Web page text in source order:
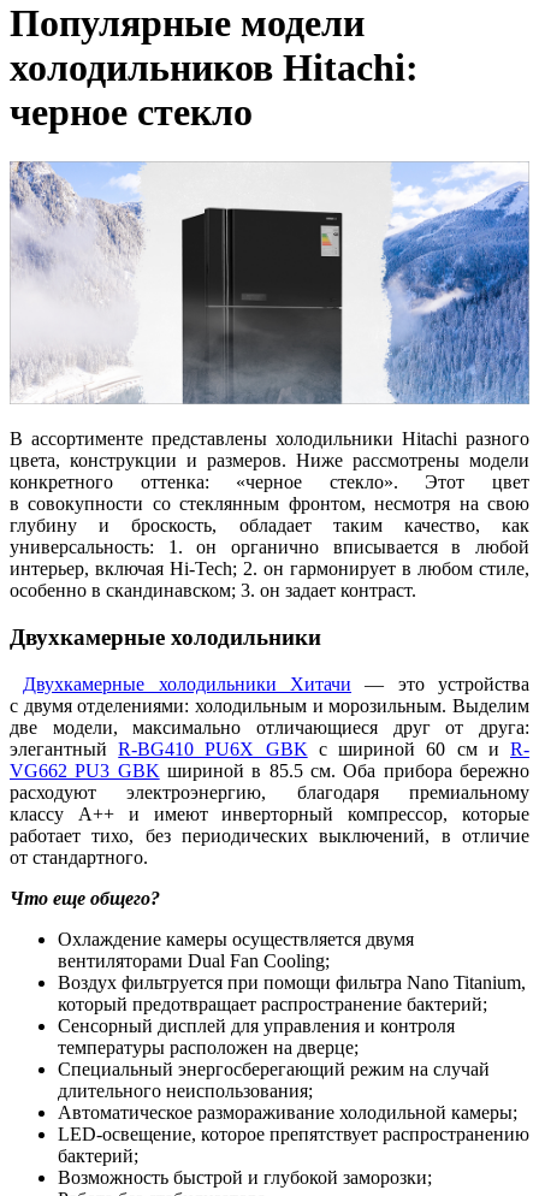
Популярные модели
холодильников Hitachi:
черное стекло
В ассортименте представлены холодильники Hitachi разного
цвета, конструкции и размеров. Ниже рассмотрены модели
конкретного оттенка: «черное стекло». Этот цвет
в совокупности со стеклянным фронтом, несмотря на свою
глубину и броскость, обладает таким качество, как
универсальность: 1. он органично вписывается в любой
интерьер, включая Hi-Tech; 2. он гармонирует в любом стиле,
особенно в скандинавском; 3. он задает контраст.
Двухкамерные холодильники
Двухкамерные холодильники Хитачи — это устройства
с двумя отделениями: холодильным и морозильным. Выделим
две модели, максимально отличающиеся друг от друга:
элегантныйR-BG410 PU6X GBK с шириной 60 см иR-
VG662 PU3 GBK шириной в 85.5 см. Оба прибора бережно
расходуют электроэнергию, благодаря премиальному
классу А++ и имеют инверторный компрессор, которые
работает тихо, без периодических выключений, в отличие
от стандартного.
Что еще общего?
Охлаждение камеры осуществляется двумя
вентиляторами Dual Fan Cooling;
Воздух фильтруется при помощи фильтра Nano Titanium,
который предотвращает распространение бактерий;
Сенсорный дисплей для управления и контроля
температуры расположен на дверце;
Специальный энергосберегающий режим на случай
длительного неиспользования;
Автоматическое размораживание холодильной камеры;
LED-освещение, которое препятствует распространению
бактерий;
Возможность быстрой и глубокой заморозки;